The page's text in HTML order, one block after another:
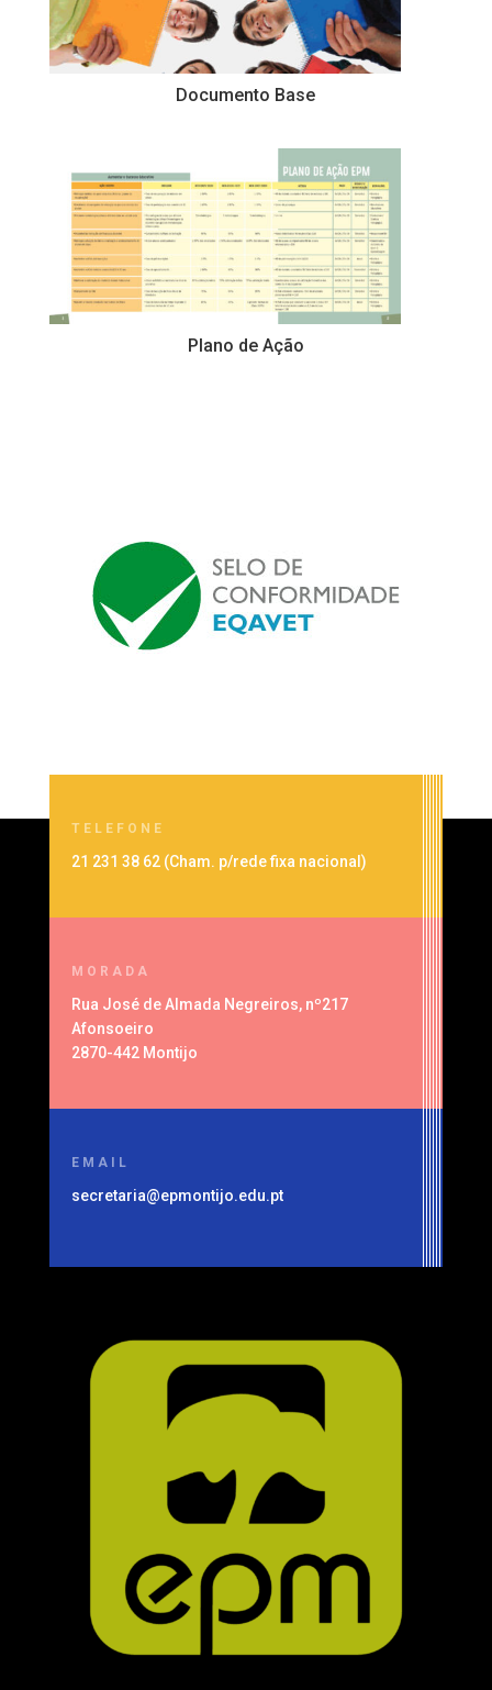
Documento Base
Plano de Ação
TELEFONE
21 231 38 62 (Cham. p/rede fixa nacional )
MORADA
Rua José de Almada Negreiros, nº217
Afonsoeiro
2870-442 Montijo
EMAIL
secretaria@epmontijo.edu.pt